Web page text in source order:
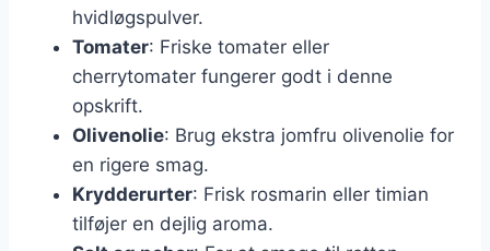
hvidløgspulver.
Tomater: Friske tomater eller
cherrytomater fungerer godt i denne
opskrift.
Olivenolie: Brug ekstra jomfru olivenolie for
en rigere smag.
Krydderurter: Frisk rosmarin eller timian
tilføjer en dejlig aroma.